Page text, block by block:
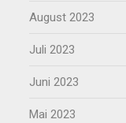
August 2023
Juli 2023
Juni 2023
Mai 2023